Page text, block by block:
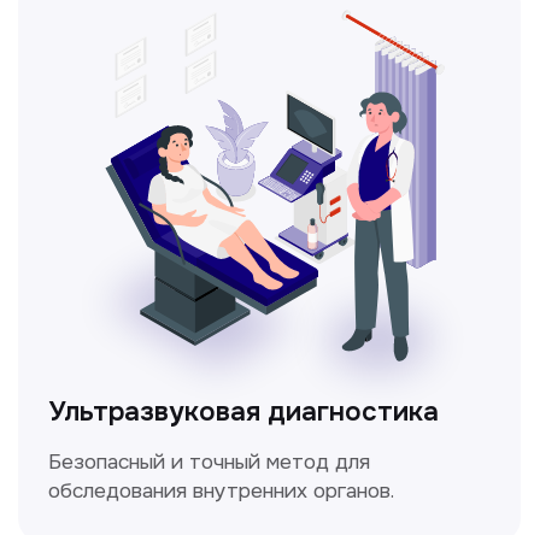
который используется для оценки
кровотока в сосудах.
Электрокардиография
Простой и безболезненный метод